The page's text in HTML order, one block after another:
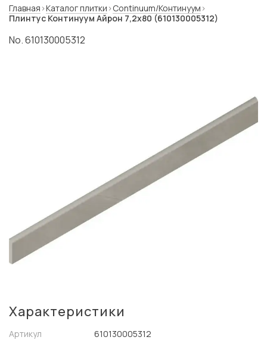
Главная Каталог плитки Continuum/Континуум
Плинтус Континуум Айрон 7,2x80 (610130005312)
No. 610130005312
Характеристики
Артикул
610130005312